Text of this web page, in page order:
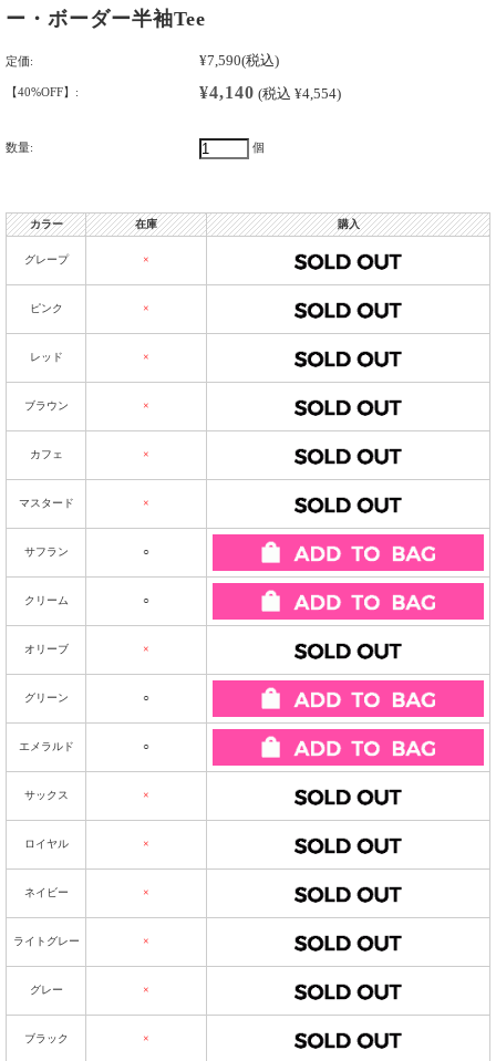
ー・ボーダー半袖Tee
定価: ¥7,590(税込)
【40%OFF】: ¥4,140 (税込 ¥4,554)
数量: 個
カラー 在庫 購入
グレープ ×
ピンク ×
レッド ×
ブラウン ×
カフェ ×
マスタード ×
サフラン ○
クリーム ○
オリーブ ×
グリーン ○
エメラルド ○
サックス ×
ロイヤル ×
ネイビー ×
ライトグレー ×
グレー ×
ブラック ×